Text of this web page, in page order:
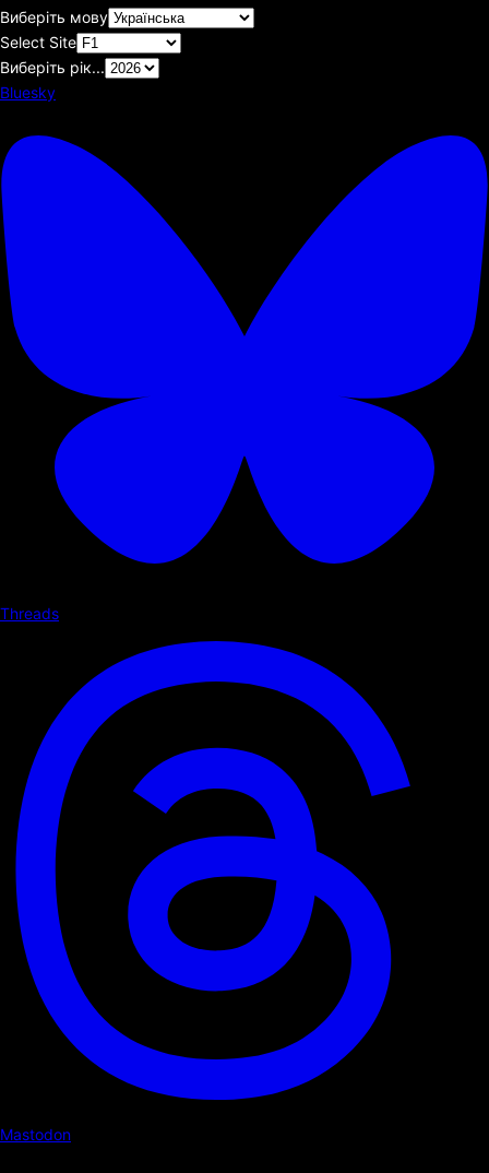
Виберіть мову
Select Site
Виберіть рік...
Bluesky
Threads
Mastodon